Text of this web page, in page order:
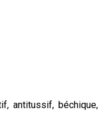
antitussif, béchique,